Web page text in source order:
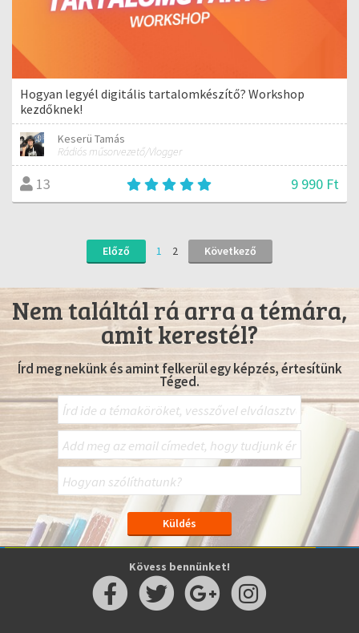
Hogyan legyél digitális tartalomkészítő? Workshop
kezdőknek!
Keserü Tamás
Rádiós műsorvezető/Vlogger
13 9 990 Ft
Előző 1 2 Következő
Nem találtál rá arra a témára,
amit kerestél?
Írd meg nekünk és amint felkerül egy képzés, értesítünk
Téged.
Kövess bennünket!